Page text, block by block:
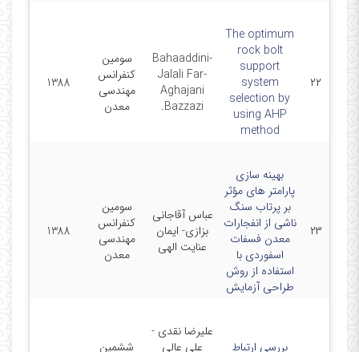
۲۲
The optimum
rock bolt
support
system
selection by
using AHP
method
Bahaaddini-
Jalali Far-
Aghajani
Bazzazi.
سومین
کنفرانس
مهندسی
معدن
1388
۲۳
بهینه سازی
پارامتر های مؤثر
بر پرتاب سنگ
ناشی از انفجارات
معدن فسفات
اسفوردی با
استفاده از روش
طراحی آزمایش
عباس آقاجانی
بزازی- ایمان
عنایت الهی
سومین
کنفرانس
مهندسی
معدن
1388
بررسی ارتباط
علیرضا نقدی -
علی عالی
ششمین